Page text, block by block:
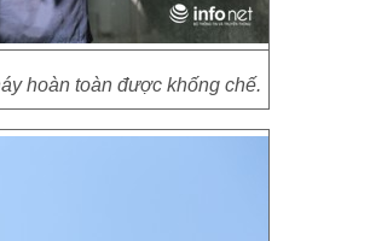
hoàn toàn được khống chế.